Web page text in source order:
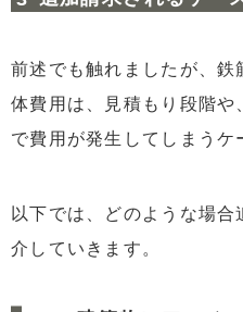
前述でも触れましたが、
体費用は、見積もり段階や
で費用が発生してしまうケ
以下では、どのような場
介していきます。